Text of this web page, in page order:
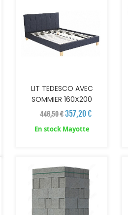
LIT TEDESCO AVEC
SOMMIER 160X200
446,50 € 357,20 €
En stock Mayotte
AJOUTER AU PANIER